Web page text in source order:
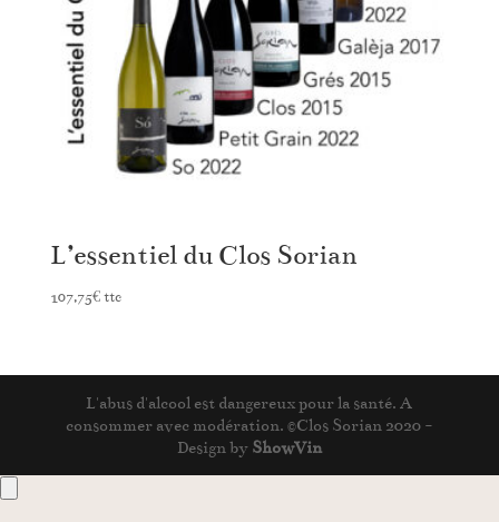
L’essentiel du Clos Sorian
107,75€ ttc
L'abus d'alcool est dangereux pour la santé. A
consommer avec modération. ©Clos Sorian 2020 -
Design by ShowVin